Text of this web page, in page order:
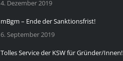
4. Dezember 2019
mBgm – Ende der Sanktionsfrist!
6. September 2019
Tolles Service der KSW für Gründer/Innen!